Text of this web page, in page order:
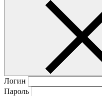
Логин
Пароль